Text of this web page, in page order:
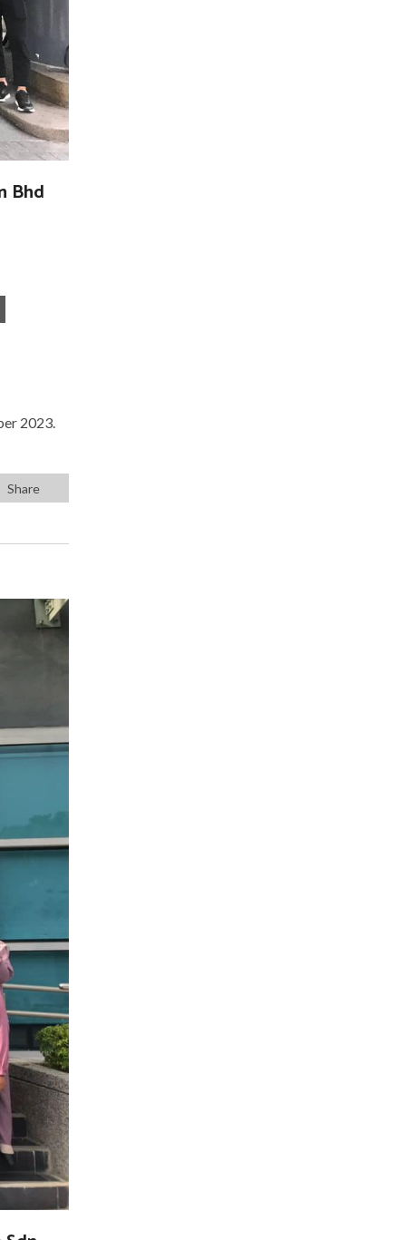
Bhd
2023.
Share